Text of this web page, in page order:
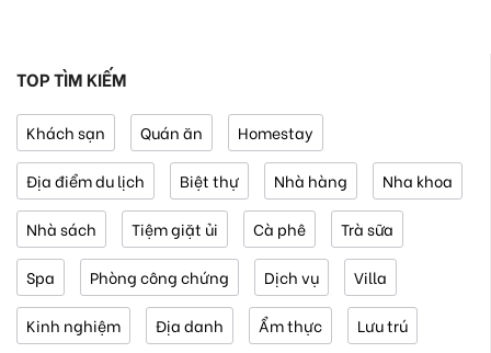
TOP TÌM KIẾM
Khách sạn Quán ăn Homestay
Địa điểm du lịch Biệt thự Nhà hàng Nha khoa
Nhà sách Tiệm giặt ủi Cà phê Trà sữa
Spa Phòng công chứng Dịch vụ Villa
Kinh nghiệm Địa danh Ẩm thực Lưu trú